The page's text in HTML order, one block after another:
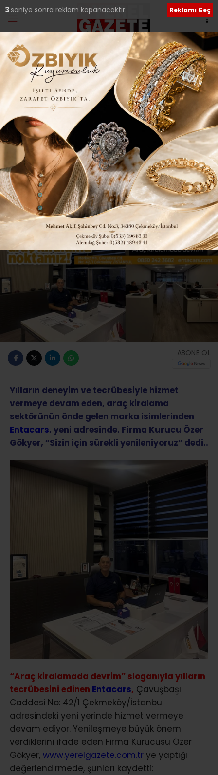
Ana Sayfa›Tüm Manşetler
ÖZER GÖKYER: “SİZİN
İÇİN SÜREKLİ
YENİLENİYORUZ..”
Giriş: 04-11-2025 22:17
Güncelleme: 04-11-2025 22:29
93 Tüm Manşetler
ABONE OL
Yılların deneyim ve tecrübesiyle hizmet
vermeye devam eden, araç kiralama
sektörünün önde gelen marka isimlerinden
Entacars, yeni adresinde. Firma Kurucu Özer
Gökyer, “Sizin için sürekli yenileniyoruz” dedi..
“Araç kiralamada devrim” sloganıyla yılların
tecrübesini edinen Entacars, Çavuşbaşı
Caddesi No: 42/1 Çekmeköy/İstanbul
adresindeki yeni yerinde hizmet vermeye
devam ediyor. Yenileşmeye büyük önem
verdiklerini ifade eden Firma Kurucusu Özer
Gökyer, www.yerelgazete.com.tr ye yaptığı
değerlendirmede, şunları kaydetti: